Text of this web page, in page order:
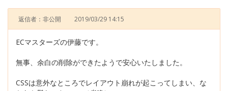
返信者：非公開 2019/03/29 14:15
ECマスターズの伊藤です。
無事、余白の削除ができたようで安心いたしました。
CSSは意外なところでレイアウト崩れが起こってしまい、な